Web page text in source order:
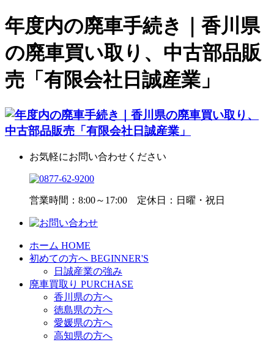
年度内の廃車手続き｜香川県
の廃車買い取り、中古部品販
売「有限会社日誠産業」
お気軽にお問い合わせください
営業時間：8:00～17:00 定休日：日曜・祝日
ホーム HOME
初めての方へ BEGINNER'S
日誠産業の強み
廃車買取り PURCHASE
香川県の方へ
徳島県の方へ
愛媛県の方へ
高知県の方へ